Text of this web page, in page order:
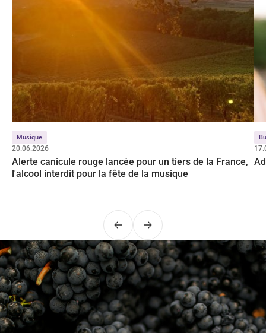
Musique
20.06.2026
Alerte canicule rouge lancée pour un tiers de la France,
l'alcool interdit pour la fête de la musique
PrécédentSuivant